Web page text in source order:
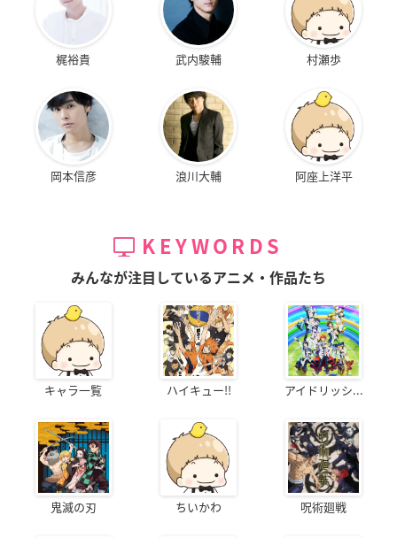
梶裕貴 武内駿輔 村瀬歩
岡本信彦 浪川大輔 阿座上洋平
KEYWORDS
みんなが注目しているアニメ・作品たち
キャラ一覧 ハイキュー!! アイドリッシ...
鬼滅の刃 ちいかわ 呪術廻戦